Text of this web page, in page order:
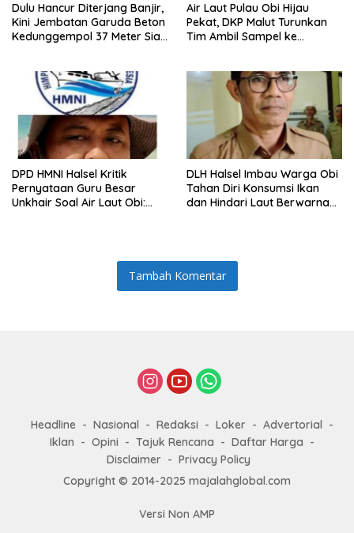
Dulu Hancur Diterjang Banjir,
Kini Jembatan Garuda Beton
Kedunggempol 37 Meter Siap
Air Laut Pulau Obi Hijau
Pekat, DKP Malut Turunkan
Tim Ambil Sampel ke
DPD HMNI Halsel Kritik
Pernyataan Guru Besar
Unkhair Soal Air Laut Obi:
DLH Halsel Imbau Warga Obi
Tahan Diri Konsumsi Ikan
dan Hindari Laut Berwarna
Tambah Komentar
Headline Nasional Redaksi Loker
Advertorial
Iklan
Opini Tajuk Rencana
Daftar Harga
Disclaimer
Privacy Policy
Copyright © 2014-2025 majalahglobal.com
Versi Non AMP